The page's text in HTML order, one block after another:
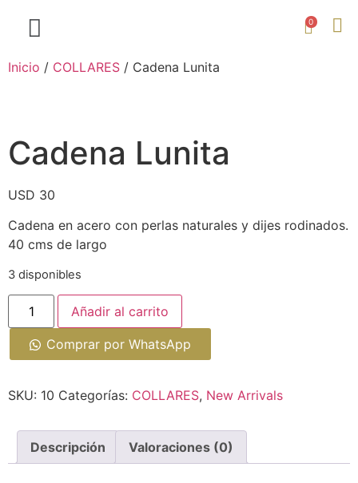
0
Inicio / COLLARES / Cadena Lunita
Cadena Lunita
USD 30
Cadena en acero con perlas naturales y dijes rodinados.
40 cms de largo
3 disponibles
Añadir al carrito
Comprar por WhatsApp
SKU: 10 Categorías: COLLARES, New Arrivals
Descripción Valoraciones (0)